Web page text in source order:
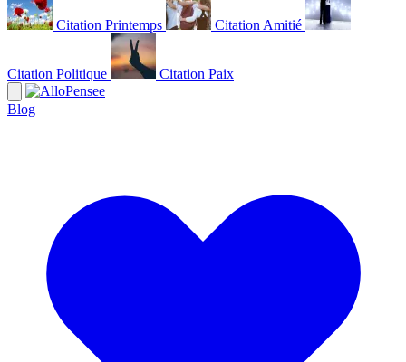
Citation Printemps Citation Amitié
Citation Politique Citation Paix
Blog